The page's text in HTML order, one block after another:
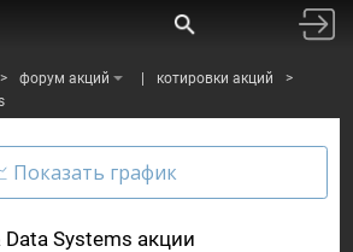
> форум акций котировки акций
>
Data Systems акции